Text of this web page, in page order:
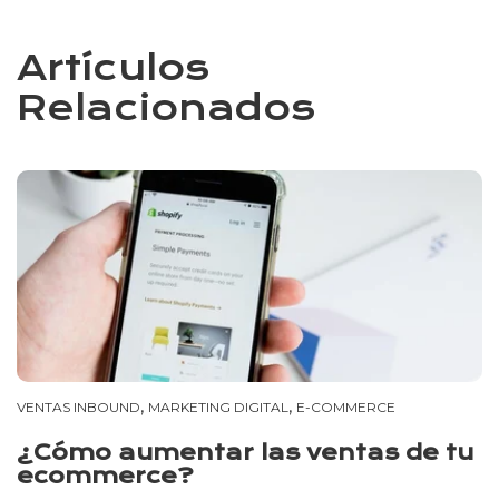
Artículos
Relacionados
VENTAS INBOUND, MARKETING DIGITAL , E-COMMERCE
¿Cómo aumentar las ventas de tu
ecommerce?